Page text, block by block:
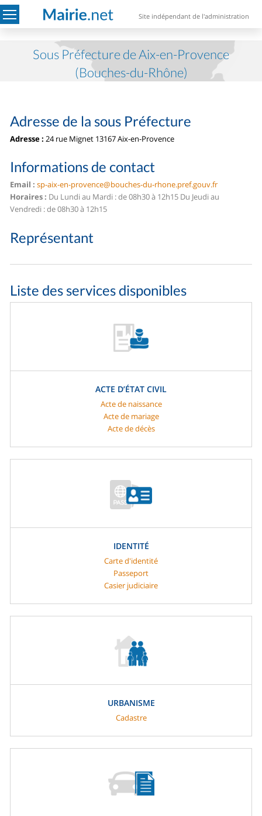
Site indépendant de l'administration
Sous Préfecture de Aix-en-Provence
(Bouches-du-Rhône)
Adresse de la sous Préfecture
Adresse : 24 rue Mignet 13167 Aix-en-Provence
Informations de contact
Email : sp-aix-en-provence@bouches-du-rhone.pref.gouv.fr
Horaires : Du Lundi au Mardi : de 08h30 à 12h15 Du Jeudi au
Vendredi : de 08h30 à 12h15
Représentant
Liste des services disponibles
ACTE D’ÉTAT CIVIL
Acte de naissance
Acte de mariage
Acte de décès
IDENTITÉ
Carte d'identité
Passeport
Casier judiciaire
URBANISME
Cadastre